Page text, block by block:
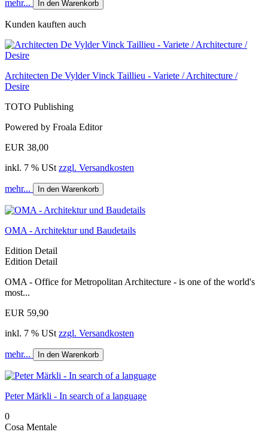
mehr... In den Warenkorb
Kunden kauften auch
Architecten De Vylder Vinck Taillieu - Variete / Architecture /
Desire
TOTO Publishing
Powered by Froala Editor
EUR 38,00
inkl. 7 % USt zzgl. Versandkosten
mehr... In den Warenkorb
OMA - Architektur und Baudetails
Edition Detail
Edition Detail
OMA - Office for Metropolitan Architecture - is one of the world's
most...
EUR 59,90
inkl. 7 % USt zzgl. Versandkosten
mehr... In den Warenkorb
Peter Märkli - In search of a language
0
Cosa Mentale